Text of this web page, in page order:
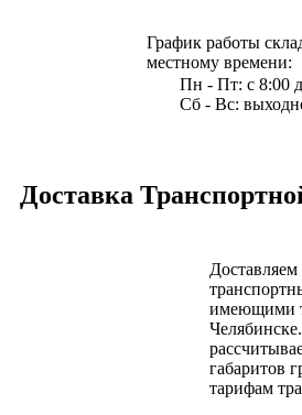
График работы
местному времени:
Пн - Пт: с 8:00
Сб - Вс:
Доставка
имеющими
габаритов
тарифам